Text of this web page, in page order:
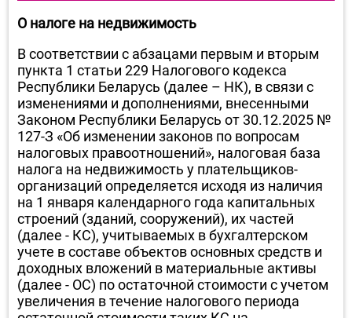
О налоге на недвижимость
В соответствии с абзацами первым и вторым
пункта 1 статьи 229 Налогового кодекса
Республики Беларусь (далее – НК), в связи с
изменениями и дополнениями, внесенными
Законом Республики Беларусь от 30.12.2025 №
127-З «Об изменении законов по вопросам
налоговых правоотношений», налоговая база
налога на недвижимость у плательщиков-
организаций определяется исходя из наличия
на 1 января календарного года капитальных
строений (зданий, сооружений), их частей
(далее - КС), учитываемых в бухгалтерском
учете в составе объектов основных средств и
доходных вложений в материальные активы
(далее - ОС) по остаточной стоимости с учетом
увеличения в течение налогового периода